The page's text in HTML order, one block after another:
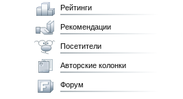
Рейтинги
Рекомендации
Посетители
Авторские колонки
Форум